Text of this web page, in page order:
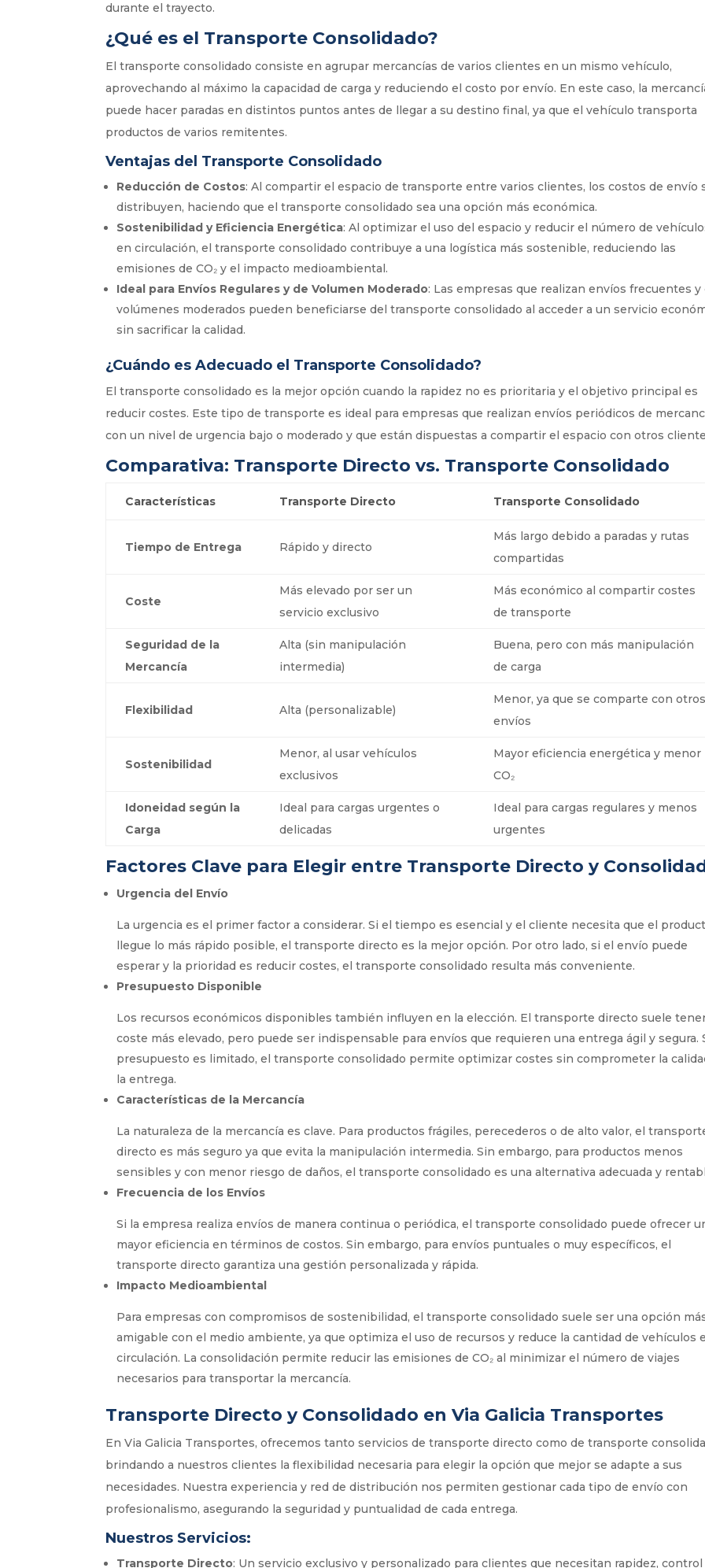
durante el trayecto.
¿Qué es el Transporte Consolidado?
El transporte consolidado consiste en agrupar mercancías de varios clientes en un mismo vehículo,
aprovechando al máximo la capacidad de carga y reduciendo el costo por envío. En este caso, la
puede hacer paradas en distintos puntos antes de llegar a su destino final, ya que el vehículo transporta
productos de varios remitentes.
Ventajas del Transporte Consolidado
Reducción de Costos: Al compartir el espacio de transporte entre varios clientes, los costos de envío
distribuyen, haciendo que el transporte consolidado sea una opción más económica.
Sostenibilidad y Eficiencia Energética: Al optimizar el uso del espacio y reducir el número de
en circulación, el transporte consolidado contribuye a una logística más sostenible, reduciendo las
emisiones de CO₂ y el impacto medioambiental.
Ideal para Envíos Regulares y de Volumen Moderado: Las empresas que realizan envíos frecuentes y
volúmenes moderados pueden beneficiarse del transporte consolidado al acceder a un servicio
sin sacrificar la calidad.
¿Cuándo es Adecuado el Transporte Consolidado?
El transporte consolidado es la mejor opción cuando la rapidez no es prioritaria y el objetivo principal es
reducir costes. Este tipo de transporte es ideal para empresas que realizan envíos periódicos de
con un nivel de urgencia bajo o moderado y que están dispuestas a compartir el espacio con otros
Comparativa: Transporte Directo vs. Transporte Consolidado
Características Transporte Directo Transporte Consolidado
Tiempo de Entrega Rápido y directo
Más largo debido a paradas y rutas
compartidas
Coste
Más elevado por ser un
servicio exclusivo
Más económico al compartir costes
de transporte
Seguridad de la
Mercancía
Alta (sin manipulación
intermedia)
Buena, pero con más manipulación
de carga
Flexibilidad Alta (personalizable)
Menor, ya que se comparte con
envíos
Sostenibilidad
Menor, al usar vehículos
exclusivos
Mayor eficiencia energética y menor
CO₂
Idoneidad según la
Carga
Ideal para cargas urgentes o
delicadas
Ideal para cargas regulares y menos
urgentes
Factores Clave para Elegir entre Transporte Directo y
Urgencia del Envío
La urgencia es el primer factor a considerar. Si el tiempo es esencial y el cliente necesita que el
llegue lo más rápido posible, el transporte directo es la mejor opción. Por otro lado, si el envío puede
esperar y la prioridad es reducir costes, el transporte consolidado resulta más conveniente.
Presupuesto Disponible
Los recursos económicos disponibles también influyen en la elección. El transporte directo suele
coste más elevado, pero puede ser indispensable para envíos que requieren una entrega ágil y segura.
presupuesto es limitado, el transporte consolidado permite optimizar costes sin comprometer la
la entrega.
Características de la Mercancía
La naturaleza de la mercancía es clave. Para productos frágiles, perecederos o de alto valor, el
directo es más seguro ya que evita la manipulación intermedia. Sin embargo, para productos menos
sensibles y con menor riesgo de daños, el transporte consolidado es una alternativa adecuada y
Frecuencia de los Envíos
Si la empresa realiza envíos de manera continua o periódica, el transporte consolidado puede ofrecer
mayor eficiencia en términos de costos. Sin embargo, para envíos puntuales o muy específicos, el
transporte directo garantiza una gestión personalizada y rápida.
Impacto Medioambiental
Para empresas con compromisos de sostenibilidad, el transporte consolidado suele ser una opción
amigable con el medio ambiente, ya que optimiza el uso de recursos y reduce la cantidad de vehículos
circulación. La consolidación permite reducir las emisiones de CO₂ al minimizar el número de viajes
necesarios para transportar la mercancía.
Transporte Directo y Consolidado en Via Galicia Transportes
En Via Galicia Transportes, ofrecemos tanto servicios de transporte directo como de transporte
brindando a nuestros clientes la flexibilidad necesaria para elegir la opción que mejor se adapte a sus
necesidades. Nuestra experiencia y red de distribución nos permiten gestionar cada tipo de envío con
profesionalismo, asegurando la seguridad y puntualidad de cada entrega.
Nuestros Servicios:
Transporte Directo: Un servicio exclusivo y personalizado para clientes que necesitan rapidez, control